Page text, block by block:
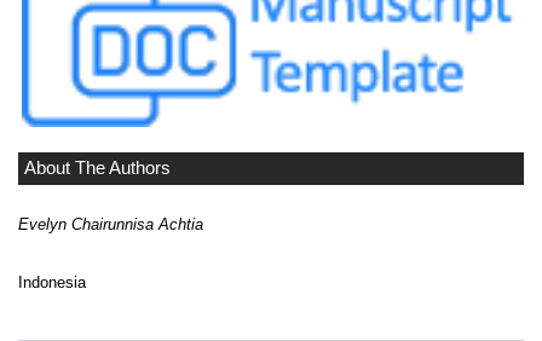
About The Authors
Evelyn Chairunnisa Achtia
Indonesia